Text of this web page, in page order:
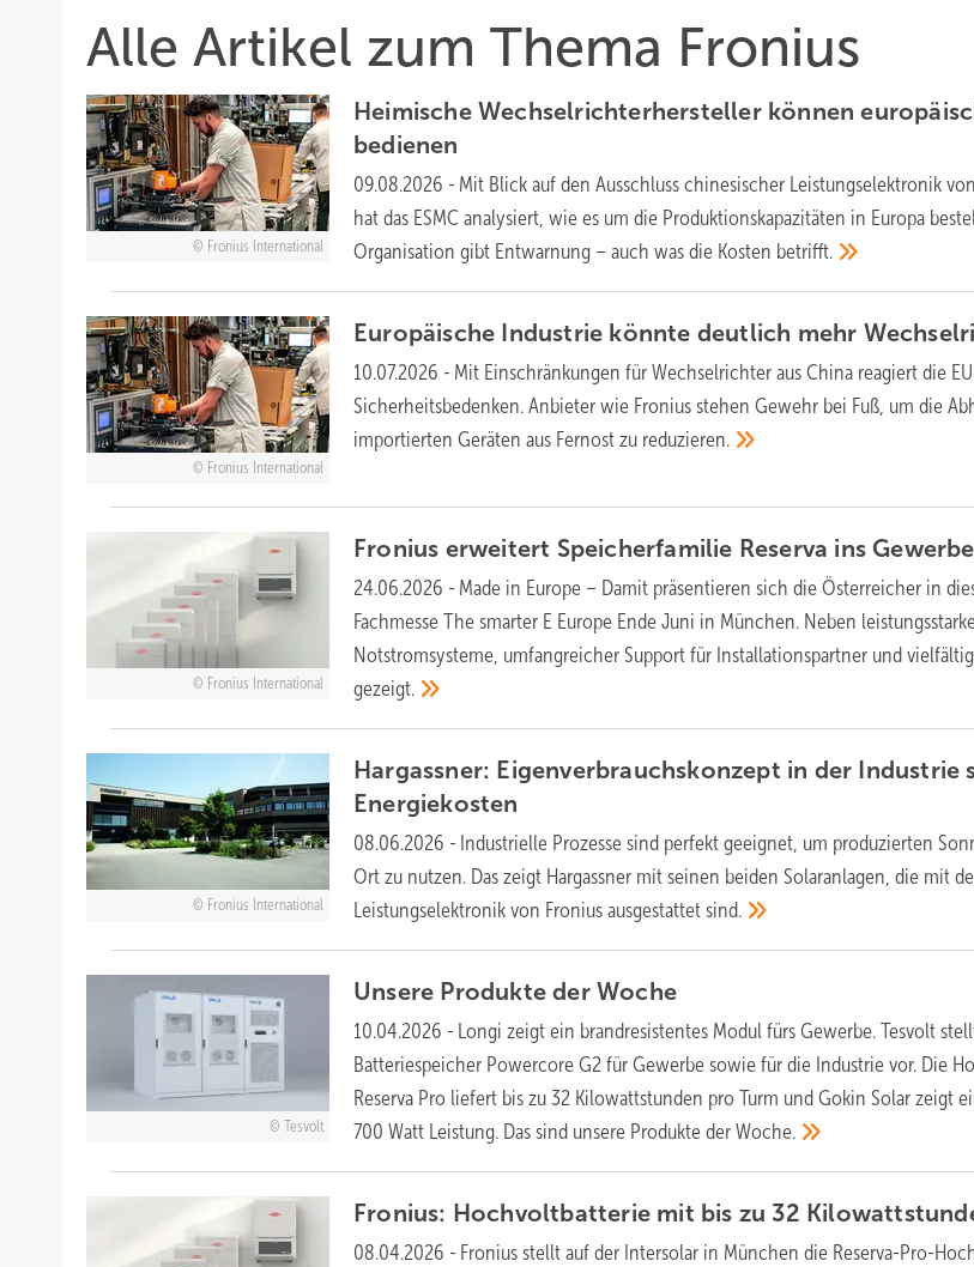
Alle Artikel zum Thema Fronius
Fronius International
Heimische Wechselrichterhersteller können
bedienen
09.08.2026 - Mit Blick auf den Ausschluss chinesischer Leistungselektronik
hat das ESMC analysiert, wie es um die Produktionskapazitäten in Europa
Organisation gibt Entwarnung – auch was die Kosten betrifft.
Fronius International
Europäische Industrie könnte deutlich mehr
10.07.2026 - Mit Einschränkungen für Wechselrichter aus China reagiert die
Sicherheitsbedenken. Anbieter wie Fronius stehen Gewehr bei Fuß, um die
importierten Geräten aus Fernost zu reduzieren.
Fronius International
Fronius erweitert Speicherfamilie Reserva insGewerbe
24.06.2026 - Made in Europe – Damit präsentieren sich die Österreicher in
Fachmesse The smarter E Europe Ende Juni in München. Neben
Notstromsysteme, umfangreicher Support für Installationspartner und
gezeigt.
Fronius International
Hargassner: Eigenverbrauchskonzept in der Industrie
Energiekosten
08.06.2026 - Industrielle Prozesse sind perfekt geeignet, um produzierten
Ort zu nutzen. Das zeigt Hargassner mit seinen beiden Solaranlagen, die mit
Leistungselektronik von Fronius ausgestattetsind.
Tesvolt
Unsere Produkte derWoche­
10.04.2026 - Longi zeigt ein brandresistentes Modul fürs Gewerbe. Tesvolt
Batteriespeicher Powercore G2 für Gewerbe sowie für die Industrie vor. Die
Reserva Pro liefert bis zu 32 Kilowattstunden pro Turm und Gokin Solar zeigt
700 Watt Leistung. Das sind unsere Produkte derWoche.
Fronius: Hochvoltbatterie mit bis zu 32
08.04.2026 - Fronius stellt auf der Intersolar in München die Reserva-Pro-